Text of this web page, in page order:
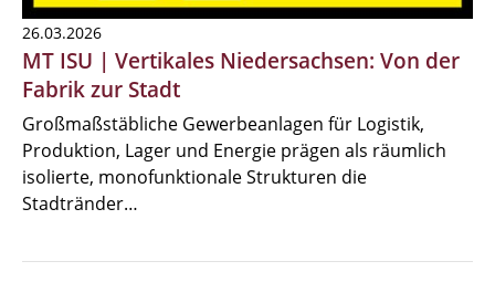
26.03.2026
MT ISU | Vertikales Niedersachsen: Von der
Fabrik zur Stadt
Großmaßstäbliche Gewerbeanlagen für Logistik,
Produktion, Lager und Energie prägen als räumlich
isolierte, monofunktionale Strukturen die
Stadtränder…